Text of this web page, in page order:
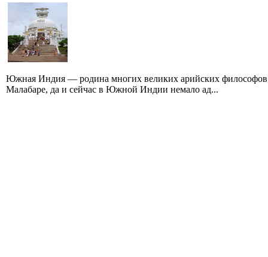
Южная Индия — родина многих великих арийских
Малабаре, да и сейчас в Южной Индии немало ад...